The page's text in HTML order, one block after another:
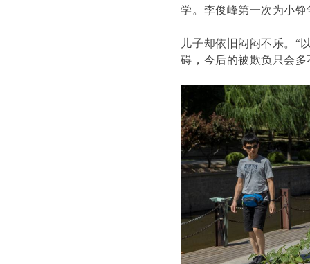
学。李俊峰第一次为小
儿子却依旧闷闷不乐。“
碍，今后的被欺负只会多